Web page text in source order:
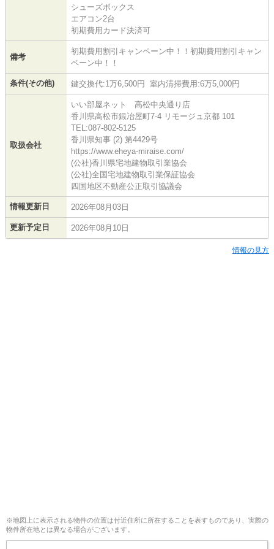
シューズボックス
エアコン2台
初期費用カード決済可
備考
初期費用割引キャンペーン中！！初期費用割引キャン
ペーン中！！
条件(その他) 鍵交換代:1万6,500円 室内清掃費用:6万5,000円
取扱会社
いい部屋ネット 高松中央通り店
香川県高松市鍛冶屋町7-4 リモージュ京都 101
TEL:087-802-5125
香川県知事 (2) 第4429号
https://www.eheya-miraise.com/
(公社)香川県宅地建物取引業協会
(公社)全国宅地建物取引業保証協会
四国地区不動産公正取引協議会
情報更新日 2026年08月03日
更新予定日 2026年08月10日
情報の見方
※地図上に表示される物件の位置は付近住所に所在することを表すものであり、実際の
物件所在地とは異なる場合がございます。